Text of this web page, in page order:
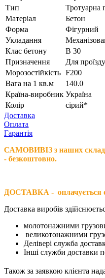
Тип
Тротуарна
Матеріал
Бетон
Форма
Фігурний
Укладання
Клас бетону
В 30
Призначення
Для
Морозостійкість F200
Вага на 1 кв.м
140.0
Країна-виробник Україна
Колір
сірий*
Доставка
Оплата
Гарантія
САМОВИВІЗ з наших
- безкоштовно.
ДОСТАВКА - оплачується
Доставка виробів
молотонажними
великотонажними
Делівері служба
Інші служби доставки
Також за заявкою клієнта